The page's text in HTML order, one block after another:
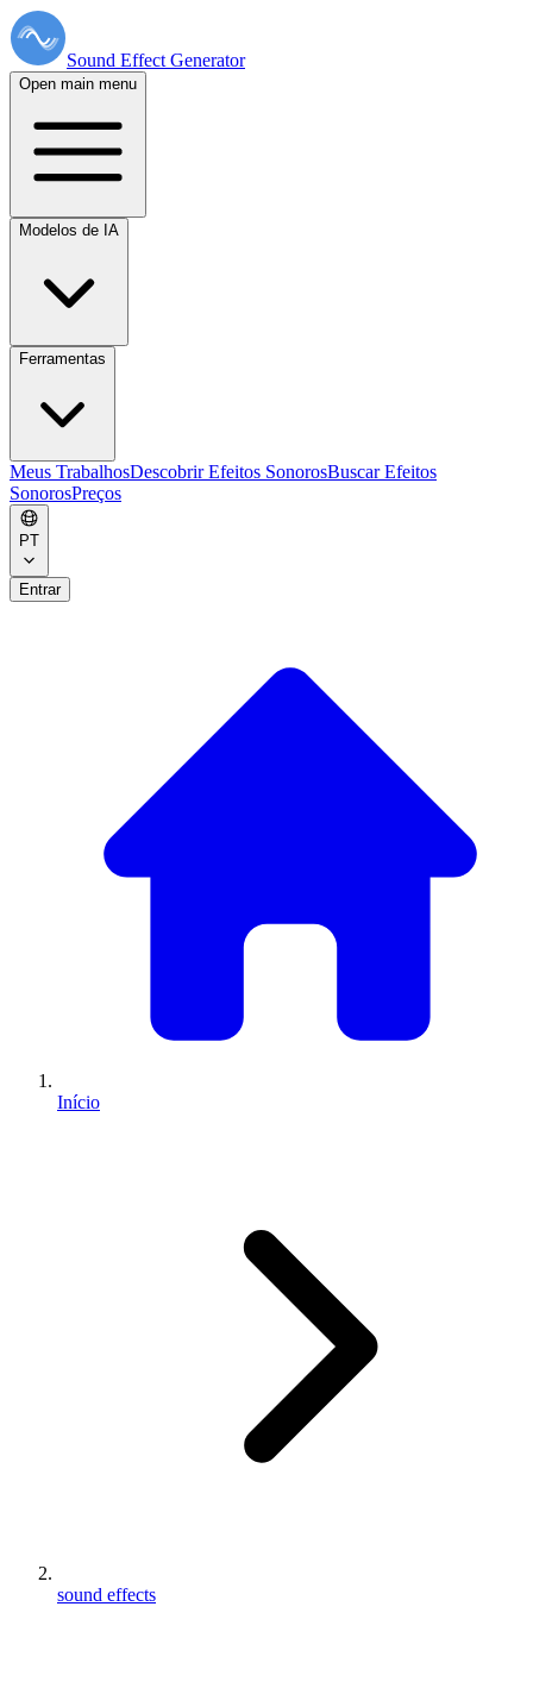
Sound Effect Generator
Open main menu
Modelos de IA
Ferramentas
Meus TrabalhosDescobrir Efeitos SonorosBuscar Efeitos
SonorosPreços
PT
Entrar
Início
sound effects